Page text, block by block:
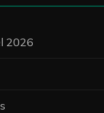
2026